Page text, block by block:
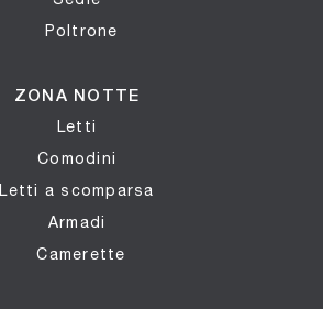
Poltrone
ZONA NOTTE
Letti
Comodini
Letti a scomparsa
Armadi
Camerette